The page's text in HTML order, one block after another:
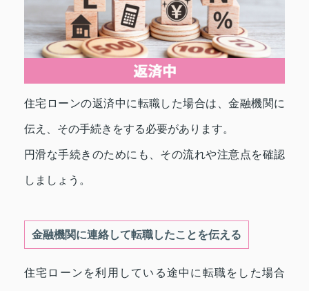
住宅ローンの返済中に転職した場合は、金融機関に
伝え、その手続きをする必要があります。
円滑な手続きのためにも、その流れや注意点を確認
しましょう。
金融機関に連絡して転職したことを伝える
住宅ローンを利用している途中に転職をした場合